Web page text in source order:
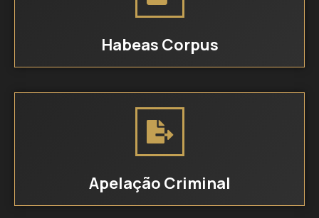
Habeas Corpus
Apelação Criminal